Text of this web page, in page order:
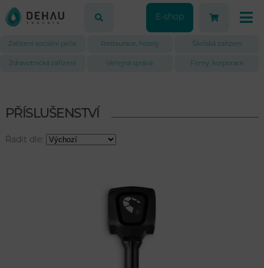
E-shop
Zařízení sociální péče Restaurace, hotely Školská zařízení
Zdravotnická zařízení Veřejná správa Firmy, korporace
PŘÍSLUŠENSTVÍ
Řadit dle: